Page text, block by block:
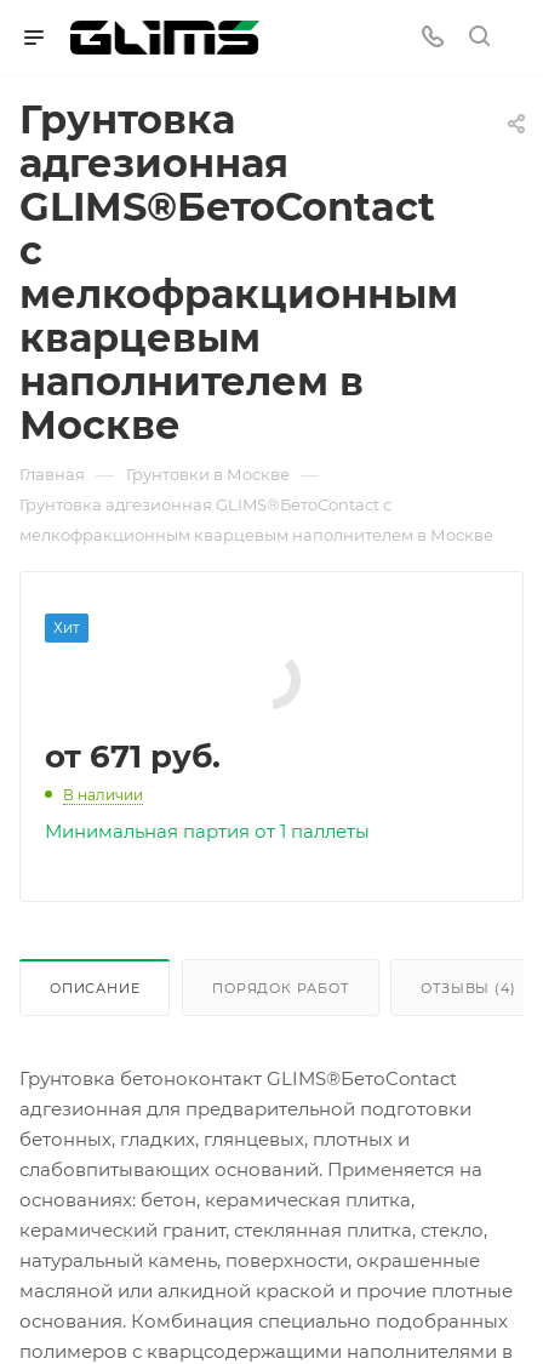
Грунтовка
адгезионная
GLIMS®БетоContact
с
мелкофракционным
кварцевым
наполнителем в
Москве
Главная — Грунтовки в Москве —
Грунтовка адгезионная GLIMS®БетоContact с
мелкофракционным кварцевым наполнителем в Москве
Хит
от 671 руб.
В наличии
Минимальная партия от 1 паллеты
ОПИСАНИЕ ПОРЯДОК РАБОТ ОТЗЫВЫ (4)
Грунтовка бетоноконтакт GLIMS®БетоContact
адгезионная для предварительной подготовки
бетонных, гладких, глянцевых, плотных и
слабовпитывающих оснований. Применяется на
основаниях: бетон, керамическая плитка,
керамический гранит, стеклянная плитка, стекло,
натуральный камень, поверхности, окрашенные
масляной или алкидной краской и прочие плотные
основания. Комбинация специально подобранных
полимеров с кварцсодержащими наполнителями в